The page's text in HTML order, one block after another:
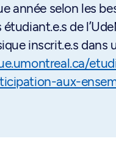
année selon les
de
inscrit.e.s dans
aux-